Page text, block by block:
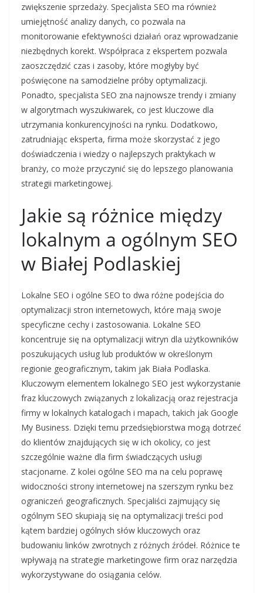
zwiększenie sprzedaży. Specjalista SEO ma również
umiejętność analizy danych, co pozwala na
monitorowanie efektywności działań oraz wprowadzanie
niezbędnych korekt. Współpraca z ekspertem pozwala
zaoszczędzić czas i zasoby, które mogłyby być
poświęcone na samodzielne próby optymalizacji.
Ponadto, specjalista SEO zna najnowsze trendy i zmiany
w algorytmach wyszukiwarek, co jest kluczowe dla
utrzymania konkurencyjności na rynku. Dodatkowo,
zatrudniając eksperta, firma może skorzystać z jego
doświadczenia i wiedzy o najlepszych praktykach w
branży, co może przyczynić się do lepszego planowania
strategii marketingowej.
Jakie są różnice między
lokalnym a ogólnym SEO
w Białej Podlaskiej
Lokalne SEO i ogólne SEO to dwa różne podejścia do
optymalizacji stron internetowych, które mają swoje
specyficzne cechy i zastosowania. Lokalne SEO
koncentruje się na optymalizacji witryn dla użytkowników
poszukujących usług lub produktów w określonym
regionie geograficznym, takim jak Biała Podlaska.
Kluczowym elementem lokalnego SEO jest wykorzystanie
fraz kluczowych związanych z lokalizacją oraz rejestracja
firmy w lokalnych katalogach i mapach, takich jak Google
My Business. Dzięki temu przedsiębiorstwa mogą dotrzeć
do klientów znajdujących się w ich okolicy, co jest
szczególnie ważne dla firm świadczących usługi
stacjonarne. Z kolei ogólne SEO ma na celu poprawę
widoczności strony internetowej na szerszym rynku bez
ograniczeń geograficznych. Specjaliści zajmujący się
ogólnym SEO skupiają się na optymalizacji treści pod
kątem bardziej ogólnych słów kluczowych oraz
budowaniu linków zwrotnych z różnych źródeł. Różnice te
wpływają na strategie marketingowe firm oraz narzędzia
wykorzystywane do osiągania celów.